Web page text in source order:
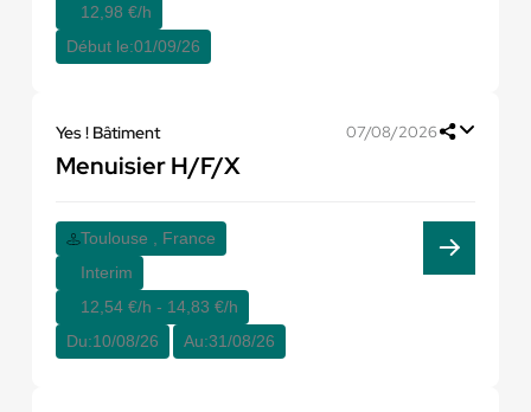
12,98 €/h
Début le:01/09/26
Yes ! Bâtiment 07/08/2026
Menuisier H/F/X
Toulouse , France
Interim
12,54 €/h - 14,83 €/h
Du:10/08/26 Au:31/08/26